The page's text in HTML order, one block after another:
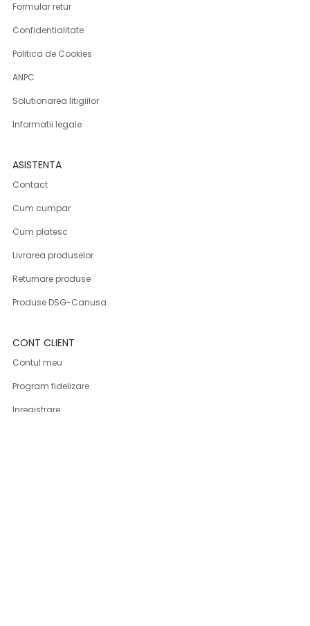
Formular retur
Confidentialitate
Politica de Cookies
ANPC
Solutionarea litigiilor
Informatii legale
ASISTENTA
Contact
Cum cumpar
Cum platesc
Livrarea produselor
Returnare produse
Produse DSG-Canusa
CONT CLIENT
Contul meu
Program fidelizare
Inregistrare